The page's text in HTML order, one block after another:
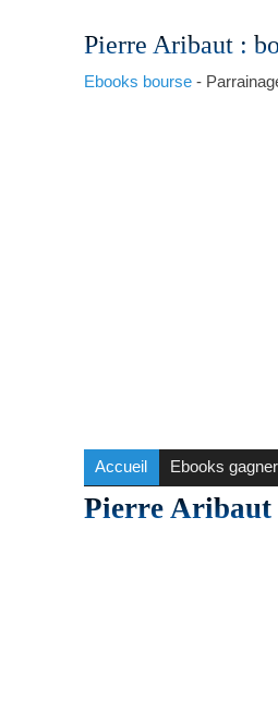
Pierre Aribaut:
Ebooks bourse-
Accueil Ebooks
Pierre Aribaut